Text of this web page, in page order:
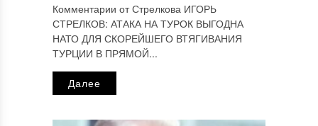
Комментарии от Стрелкова ИГОРЬ
СТРЕЛКОВ: АТАКА НА ТУРОК ВЫГОДНА
НАТО ДЛЯ СКОРЕЙШЕГО ВТЯГИВАНИЯ
ТУРЦИИ В ПРЯМОЙ...
Далее